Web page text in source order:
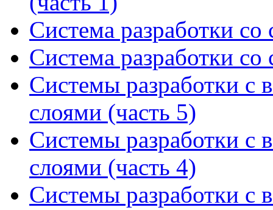
Система разработки
Система разработки
Системы разработки с
слоями (часть 5)
Системы разработки с
слоями (часть 4)
Системы разработки с